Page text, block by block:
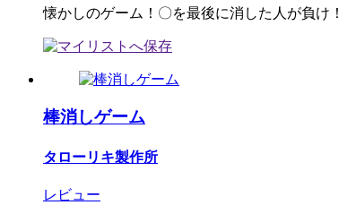
懐かしのゲーム！〇を最後に消した人が負け！
棒消しゲーム
タローリキ製作所
レビュー